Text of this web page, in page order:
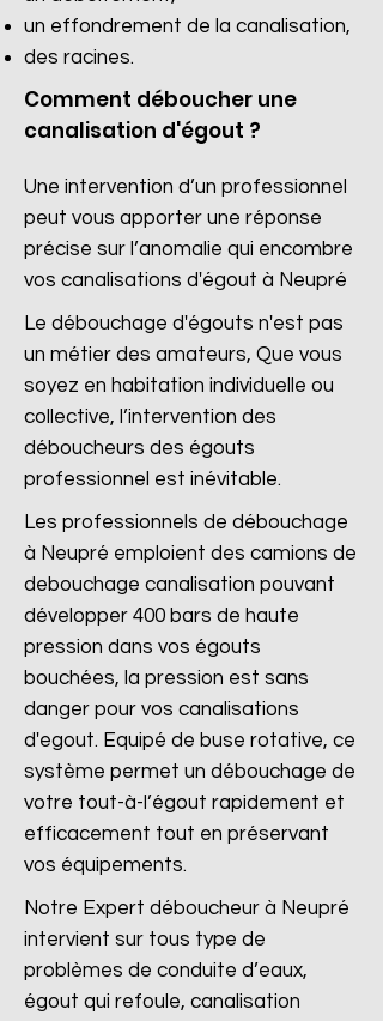
un effondrement de la canalisation,
des racines.​
Comment déboucher une
canalisation d'égout ?
Une intervention d’un professionnel
peut vous apporter une réponse
précise sur l’anomalie qui encombre
vos canalisations d'égout à Neupré
Le débouchage d'égouts n'est pas
un métier des amateurs, Que vous
soyez en habitation individuelle ou
collective, l’intervention des
déboucheurs des égouts
professionnel est inévitable.
Les professionnels de débouchage
à Neupré emploient des camions de
debouchage canalisation pouvant
développer 400 bars de haute
pression dans vos égouts
bouchées, la pression est sans
danger pour vos canalisations
d'egout. Equipé de buse rotative, ce
système permet un débouchage de
votre tout-à-l’égout rapidement et
efficacement tout en préservant
vos équipements.
Notre Expert déboucheur à Neupré
intervient sur tous type de
problèmes de conduite d’eaux,
égout qui refoule, canalisation